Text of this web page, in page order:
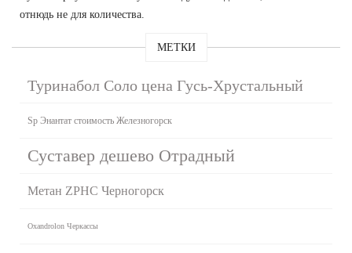
отнюдь не для количества.
МЕТКИ
Туринабол Соло цена Гусь-Хрустальный
Sp Энантат стоимость Железногорск
Суставер дешево Отрадный
Метан ZPHC Черногорск
Oxandrolon Черкассы